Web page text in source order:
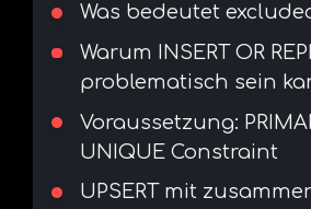
Was bedeutet
Warum INSERT OR
problematisch sein
Voraussetzung:
UNIQUE Constraint
UPSERT mit